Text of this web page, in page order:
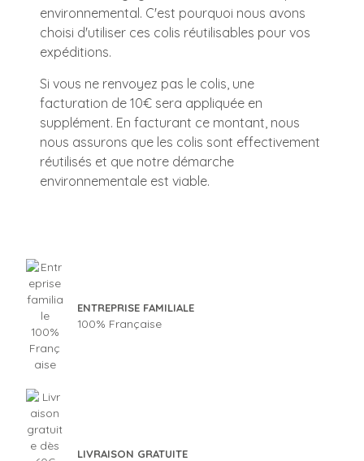
environnemental. C'est pourquoi nous avons
choisi d'utiliser ces colis réutilisables pour vos
expéditions.
Si vous ne renvoyez pas le colis, une
facturation de 10€ sera appliquée en
supplément. En facturant ce montant, nous
nous assurons que les colis sont effectivement
réutilisés et que notre démarche
environnementale est viable.
ENTREPRISE FAMILIALE
100% Française
LIVRAISON GRATUITE